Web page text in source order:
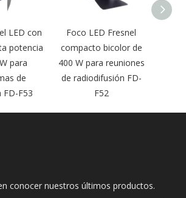
LED con
potencia
para
de
FD-F53
Foco LED Fresnel
compacto bicolor de
400 W para reuniones
de radiodifusión FD-
F52
conocer nuestros últimos productos.